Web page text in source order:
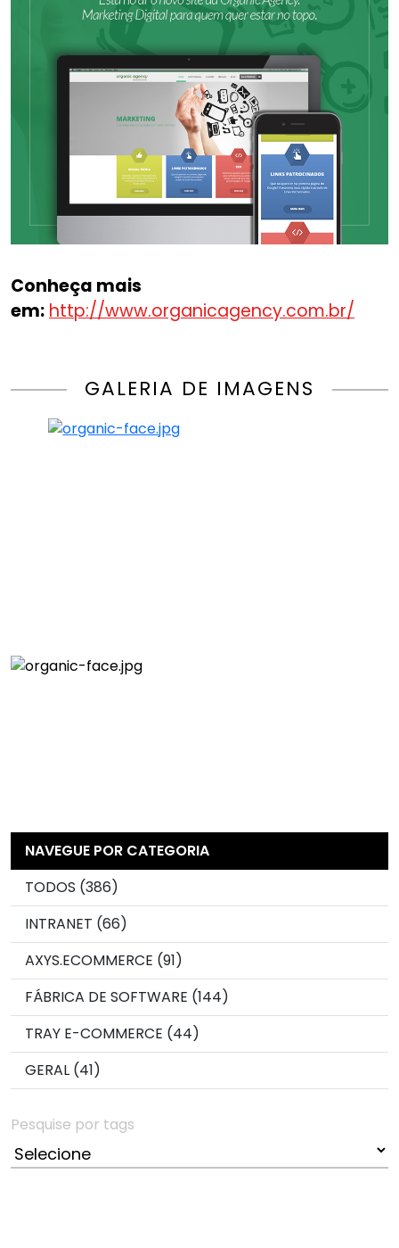
Conheça mais
em: http://www.organicagency.com.br/
GALERIA DE IMAGENS
NAVEGUE POR CATEGORIA
TODOS (386)
INTRANET (66)
AXYS.ECOMMERCE (91)
FÁBRICA DE SOFTWARE (144)
TRAY E-COMMERCE (44)
GERAL (41)
Pesquise por tags